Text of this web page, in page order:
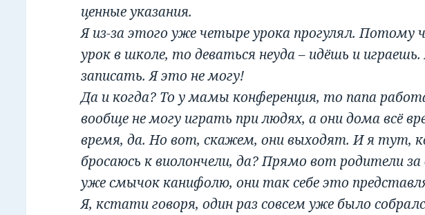
ценные указания.
Я из-за этого уже четыре урока прогулял. Потому
урок в школе, то деваться неуда – идёшь и
записать. Я это не могу!
Да и когда? То у мамы конференция, то папа
вообще не могу играть при людях, а они дома всё
время, да. Но вот, скажем, они выходят. И я тут,
бросаюсь к виолончели, да? Прямо вот родители за
уже смычок канифолю, они так себе это
Я, кстати говоря, один раз совсем уже было